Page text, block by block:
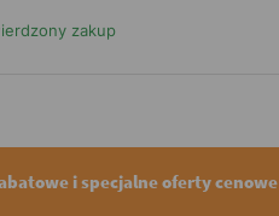
zakup
i specjalne oferty cenowe